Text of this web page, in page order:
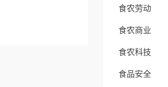
食农劳动
食农商业
食农科技
食品安全